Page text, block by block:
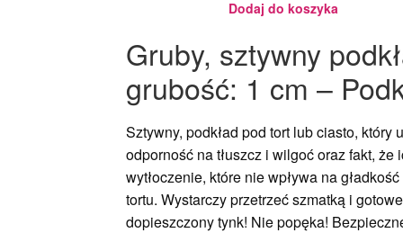
Dodaj do koszyka
Gruby, sztywny
grubość: 1 cm –
Sztywny, podkład pod tort lub ciasto,
odporność na tłuszcz i wilgoć oraz fakt,
wytłoczenie, które nie wpływa na
tortu. Wystarczy przetrzeć szmatką i
dopieszczony tynk! Nie popęka!